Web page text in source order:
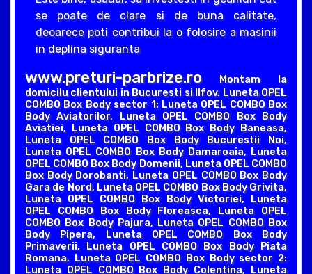
se poate de clare si de buna calitate,
deoarece poti contribui la o folosire a masinii
in deplina siguranta
www.preturi-parbrize.roMontam la
domicilu clientului in Bucuresti si Ilfov. Luneta OPEL
COMBO Box Body sector 1: Luneta OPEL COMBO Box
Body Aviatorilor, Luneta OPEL COMBO Box Body
Aviatiei, Luneta OPEL COMBO Box Body Baneasa,
Luneta OPEL COMBO Box Body Bucurestii Noi,
Luneta OPEL COMBO Box Body Damaroaia, Luneta
OPEL COMBO Box Body Domenii, Luneta OPEL COMBO
Box Body Dorobanti, Luneta OPEL COMBO Box Body
Gara de Nord, Luneta OPEL COMBO Box Body Grivita,
Luneta OPEL COMBO Box Body Victoriei, Luneta
OPEL COMBO Box Body Floreasca, Luneta OPEL
COMBO Box Body Pajura, Luneta OPEL COMBO Box
Body Pipera, Luneta OPEL COMBO Box Body
Primaverii, Luneta OPEL COMBO Box Body Piata
Romana. Luneta OPEL COMBO Box Body sector 2:
Luneta OPEL COMBO Box Body Colentina, Luneta